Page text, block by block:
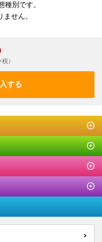
別です。
せん。
）
する